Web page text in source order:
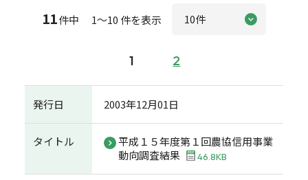
11件中 1～10 件を表示
1 2
発行日 2003年12月01日
タイトル
平成１５年度第１回農協信用事業
動向調査結果
46.8KB